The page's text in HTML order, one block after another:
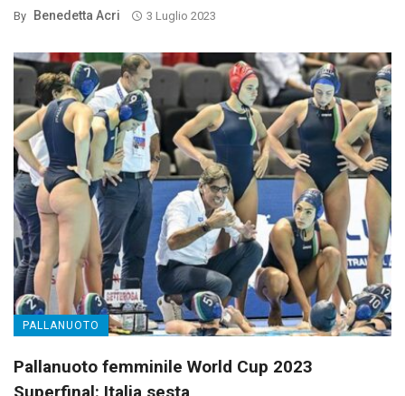
By Benedetta Acri 3 Luglio 2023
PALLANUOTO
Pallanuoto femminile World Cup 2023
Superfinal: Italia sesta